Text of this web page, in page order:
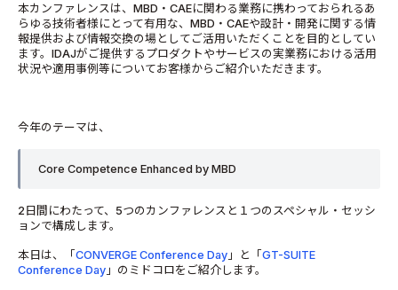
本カンファレンスは、MBD・CAEに関わる業務に携わっておられるあ
らゆる技術者様にとって有用な、MBD・CAEや設計・開発に関する情
報提供および情報交換の場としてご活用いただくことを目的としてい
ます。IDAJがご提供するプロダクトやサービスの実業務における活用
状況や適用事例等についてお客様からご紹介いただきます。
今年のテーマは、
Core Competence Enhanced by MBD
2日間にわたって、5つのカンファレンスと１つのスペシャル・セッシ
ョンで構成します。
本日は、「CONVERGE Conference Day 」と「GT-SUITE
Conference Day 」のミドコロをご紹介します。